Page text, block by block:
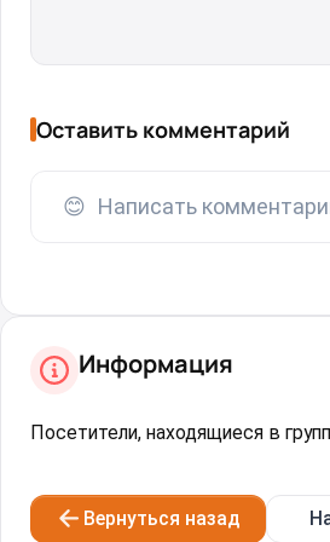
Оставить комментарий
😊 Написать
Информация
Посетители, находящиеся в
Вернуться назад